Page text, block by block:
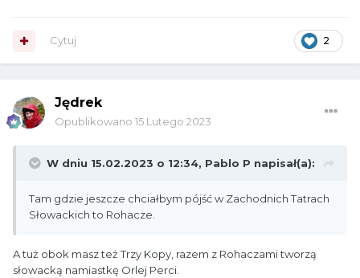
2
Cytuj
Jędrek
Opublikowano 15 Lutego 2023
W dniu 15.02.2023 o 12:34, Pablo P napisał(a):
Tam gdzie jeszcze chciałbym pójść w Zachodnich Tatrach
Słowackich to Rohacze.
A tuż obok masz też Trzy Kopy, razem z Rohaczami tworzą
słowacką namiastkę Orlej Perci.